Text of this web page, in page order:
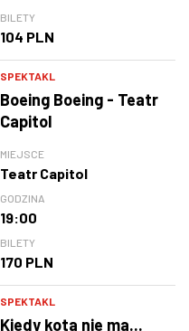
BILETY
104 PLN
SPEKTAKL
Boeing Boeing - Teatr
Capitol
MIEJSCE
Teatr Capitol
GODZINA
19:00
BILETY
170 PLN
SPEKTAKL
Kiedy kota nie ma...